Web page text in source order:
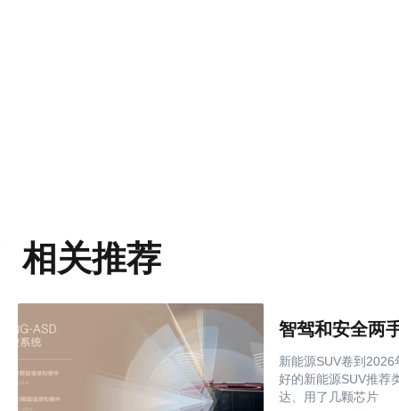
相关推荐
智驾和安全两
新能源SUV卷到
好的新能源SUV推荐
达、用了几颗芯片